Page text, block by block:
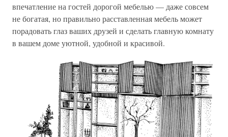
впечатление на гостей дорогой мебелью — даже совсем
не богатая, но правильно расставленная мебель может
порадовать глаз ваших друзей и сделать главную комнату
в вашем доме уютной, удобной и красивой.